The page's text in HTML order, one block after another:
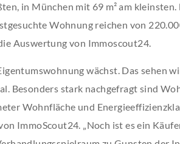
in München mit 69 m² am kleinsten.
Wohnung reichen von
Auswertung von Immoscout24.
wächst. Das sehen
Besonders stark nachgefragt sind
Wohnfläche und
ImmoScout24. „Noch ist es ein